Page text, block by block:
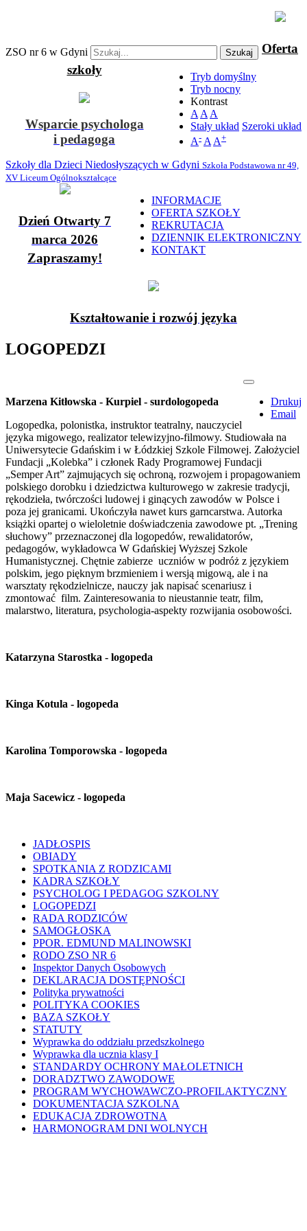
ZSO nr 6 w Gdyni Szukaj
Tryb domyślny
Tryb nocny
Kontrast
A A A
Stały układ Szeroki układ
A- A A+
Szkoły dla Dzieci Niedosłyszących w Gdyni Szkoła Podstawowa nr 49,
XV Liceum Ogólnokształcące
INFORMACJE
OFERTA SZKOŁY
REKRUTACJA
DZIENNIK ELEKTRONICZNY
KONTAKT
Oferta
szkoły
Wsparcie psychologa
i pedagoga
Dzień Otwarty 7
marca 2026
Zapraszamy!
Kształtowanie i rozwój języka
LOGOPEDZI
Drukuj
Email
Marzena Kitłowska - Kurpiel - surdologopeda
Logopedka, polonistka, instruktor teatralny, nauczyciel
języka migowego, realizator telewizyjno-filmowy. Studiowała na
Uniwersytecie Gdańskim i w Łódzkiej Szkole Filmowej. Założyciel
Fundacji „Kolebka” i członek Rady Programowej Fundacji
„Semper Art” zajmujących się ochroną, rozwojem i propagowaniem
polskiego dorobku i dziedzictwa kulturowego w zakresie tradycji,
rękodzieła, twórczości ludowej i ginących zawodów w Polsce i
poza jej granicami. Ukończyła nawet kurs garncarstwa. Autorka
książki opartej o wieloletnie doświadczenia zawodowe pt. „Trening
słuchowy” przeznaczonej dla logopedów, rewalidatorów,
pedagogów, wykładowca W Gdańskiej Wyższej Szkole
Humanistycznej. Chętnie zabierze uczniów w podróż z językiem
polskim, jego pięknym brzmieniem i wersją migową, ale i na
warsztaty rękodzielnicze, nauczy jak napisać scenariusz i
zmontować film. Zainteresowania to nieustannie teatr, film,
malarstwo, literatura, psychologia-aspekty rozwijania osobowości.
Katarzyna Starostka - logopeda
Kinga Kotula - logopeda
Karolina Tomporowska - logopeda
Maja Sacewicz - logopeda
JADŁOSPIS
OBIADY
SPOTKANIA Z RODZICAMI
KADRA SZKOŁY
PSYCHOLOG I PEDAGOG SZKOLNY
LOGOPEDZI
RADA RODZICÓW
SAMOGŁOSKA
PPOR. EDMUND MALINOWSKI
RODO ZSO NR 6
Inspektor Danych Osobowych
DEKLARACJA DOSTĘPNOŚCI
Polityka prywatności
POLITYKA COOKIES
BAZA SZKOŁY
STATUTY
Wyprawka do oddziału przedszkolnego
Wyprawka dla ucznia klasy I
STANDARDY OCHRONY MAŁOLETNICH
DORADZTWO ZAWODOWE
PROGRAM WYCHOWAWCZO-PROFILAKTYCZNY
DOKUMENTACJA SZKOLNA
EDUKACJA ZDROWOTNA
HARMONOGRAM DNI WOLNYCH